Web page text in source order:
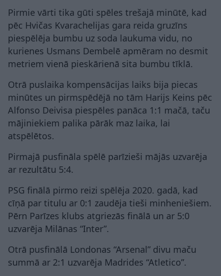
Pirmie vārti tika gūti spēles trešajā minūtē, kad
pēc Hvičas Kvarachelijas gara reida gruzīns
piespēlēja bumbu uz soda laukuma vidu, no
kurienes Usmans Dembelē apmēram no desmit
metriem vienā pieskārienā sita bumbu tīklā.
Otrā puslaika kompensācijas laiks bija piecas
minūtes un pirmspēdējā no tām Harijs Keins pēc
Alfonso Deivisa piespēles panāca 1:1 mačā, taču
mājiniekiem palika pārāk maz laika, lai
atspēlētos.
Pirmajā pusfināla spēlē parīzieši mājās uzvarēja
ar rezultātu 5:4.
PSG finālā pirmo reizi spēlēja 2020. gadā, kad
cīņā par titulu ar 0:1 zaudēja tieši minheniešiem.
Pērn Parīzes klubs atgriezās finālā un ar 5:0
uzvarēja Milānas “Inter”.
Otrā pusfinālā Londonas “Arsenal” divu maču
summā ar 2:1 uzvarēja Madrides “Atletico”.